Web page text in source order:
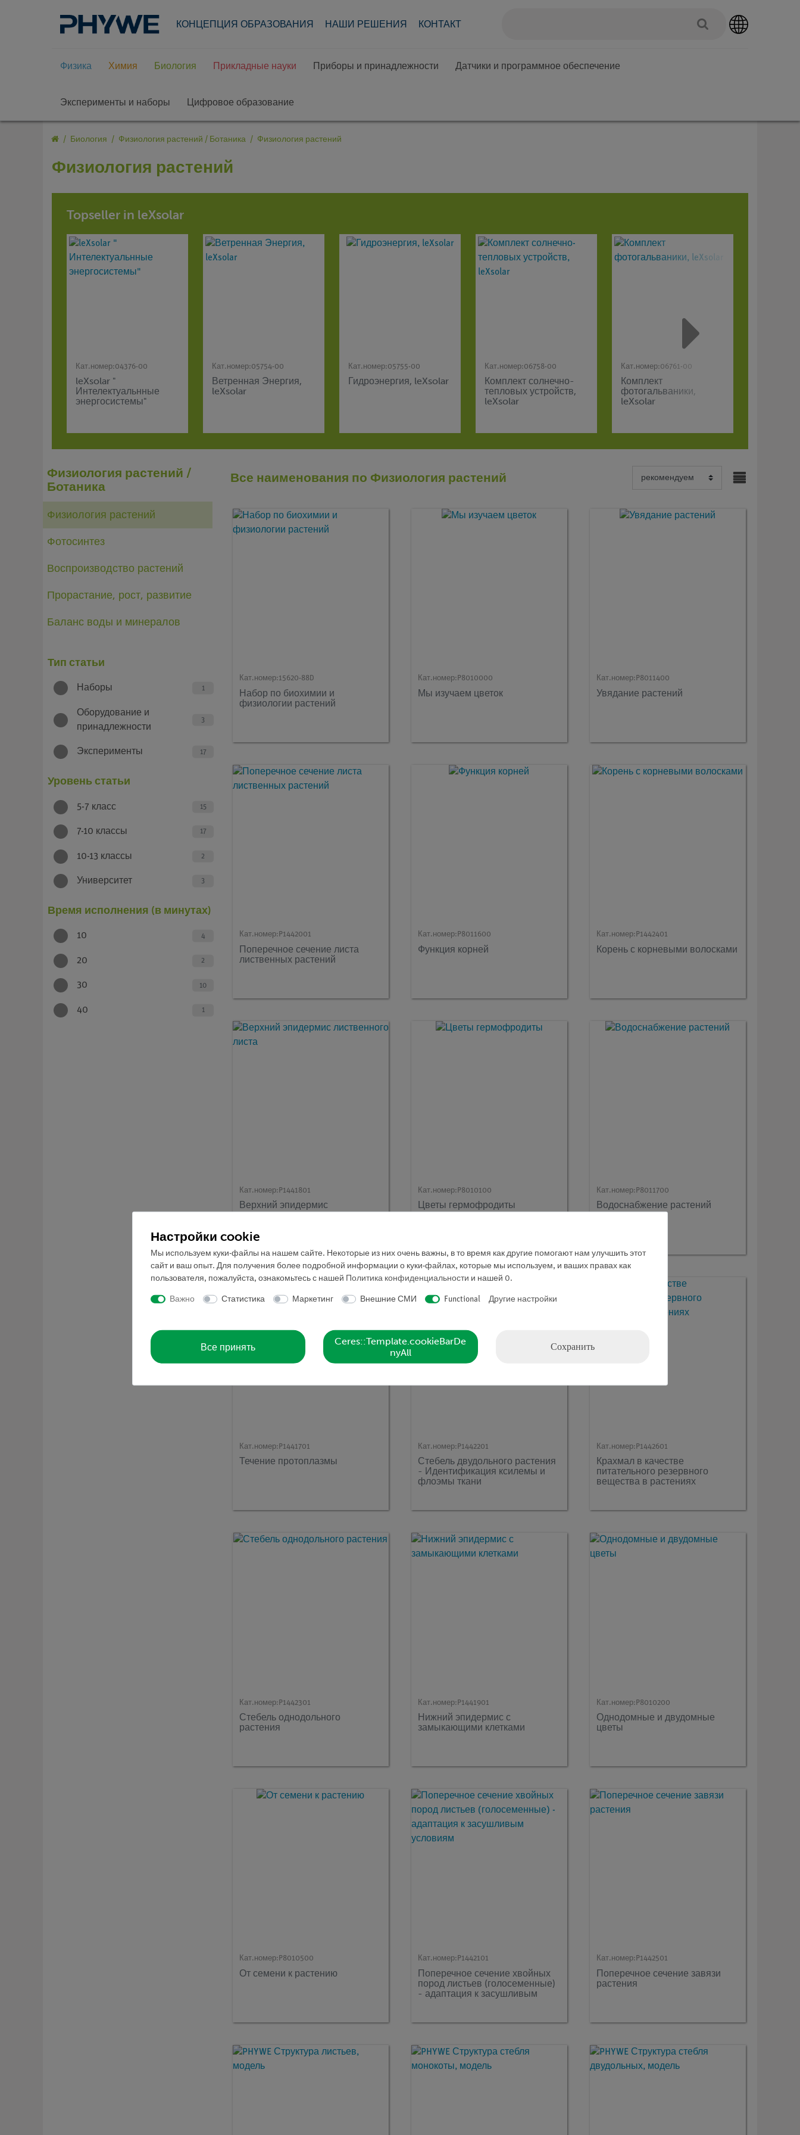
КОНЦЕПЦИЯ ОБРАЗОВАНИЯ НАШИ РЕШЕНИЯ КОНТАКТ
Физика Химия Биология Прикладные науки Приборы и принадлежности Датчики и программное обеспечение
Эксперименты и наборы Цифровое образование
Биология Физиология растений / Ботаника Физиология растений
Физиология растений
Topseller in leXsolar
Кат.номер:04376-00
leXsolar "
Интелектуальнные
энергосистемы"
Кат.номер:05754-00
Ветренная Энергия,
leXsolar
Кат.номер:05755-00
Гидроэнергия, leXsolar
Кат.номер:06758-00
Комплект солнечно-
тепловых устройств,
leXsolar
Кат.номер:06761-00
Комплект
фотогальваники,
leXsolar
Физиология растений /
Ботаника
Физиология растений
Фотосинтез
Воспроизводство растений
Прорастание, рост, развитие
Баланс воды и минералов
Тип статьи
Наборы 1
Оборудование и
принадлежности
3
Эксперименты 17
Уровень статьи
5-7 класс 15
7-10 классы 17
10-13 классы 2
Университет 3
Время исполнения (в минутах)
10 4
20 2
30 10
40 1
Все наименования по Физиология растений
Кат.номер:15620-88D
Набор по биохимии и
физиологии растений
Кат.номер: P8010000
Мы изучаем цветок
Кат.номер: P8011400
Увядание растений
Кат.номер: P1442001
Поперечное сечение листа
лиственных растений
Кат.номер: P8011600
Функция корней
Кат.номер: P1442401
Корень с корневыми волосками
Кат.номер: P1441801
Верхний эпидермис
лиственного листа
Кат.номер: P8010100
Цветы гермофродиты
Кат.номер: P8011700
Водоснабжение растений
Кат.номер: P1441701
Течение протоплазмы
Кат.номер: P1442201
Стебель двудольного растения
- Идентификация ксилемы и
флоэмы ткани
Кат.номер: P1442601
Крахмал в качестве
питательного резервного
вещества в растениях
Кат.номер: P1442301
Стебель однодольного
растения
Кат.номер: P1441901
Нижний эпидермис с
замыкающими клетками
Кат.номер: P8010200
Однодомные и двудомные
цветы
Кат.номер: P8010500
От семени к растению
Кат.номер: P1442101
Поперечное сечение хвойных
пород листьев (голосеменные)
- адаптация к засушливым
Кат.номер: P1442501
Поперечное сечение завязи
растения
Настройки cookie
Мы используем куки-файлы на нашем сайте. Некоторые из них очень важны, в то время как другие помогают нам улучшить этот
сайт и ваш опыт. Для получения более подробной информации о куки-файлах, которые мы используем, и ваших правах как
пользователя, пожалуйста, ознакомьтесь с нашей Политика конфиденциальности и нашей 0.
Важно Статистика Маркетинг Внешние СМИ Functional Другие настройки
Все принять
Ceres::Template.cookieBarDe
nyAll
Сохранить